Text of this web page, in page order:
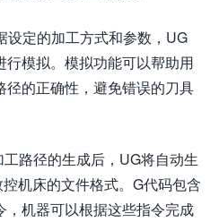
设定的加工方式和参数，UG
模拟。模拟功能可以帮助用
径的正确性，避免错误的刀具
路径的生成后，UG将自动生
机床的文件格式。G代码包含
，机器可以根据这些指令完成